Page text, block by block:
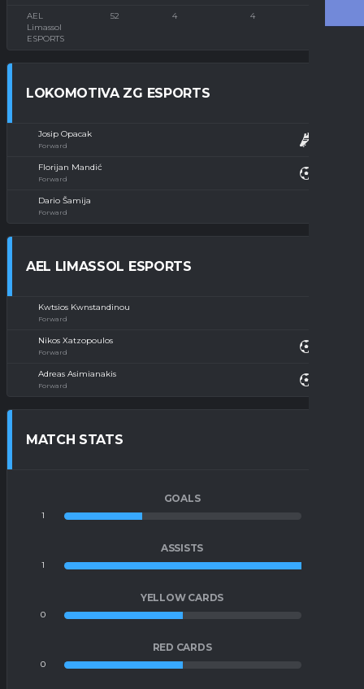
AEL
Limassol
ESPORTS
52 4 4
LOKOMOTIVA ZG ESPORTS
Josip Opacak
Forward
Florijan Mandić
Forward
Dario Šamija
Forward
AEL LIMASSOL ESPORTS
Kwtsios Kwnstandinou
Forward
Nikos Xatzopoulos
Forward
Adreas Asimianakis
Forward
MATCH STATS
GOALS
1
ASSISTS
1
YELLOW CARDS
0
RED CARDS
0